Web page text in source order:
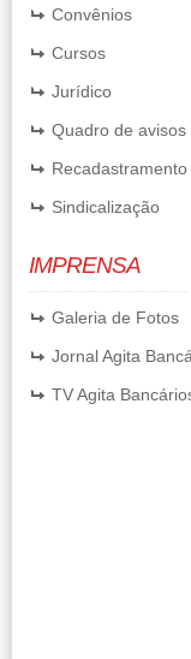
Convênios
Cursos
Jurídico
Quadro de avisos
Recadastramento
Sindicalização
IMPRENSA
Galeria de Fotos
Jornal Agita
TV Agita